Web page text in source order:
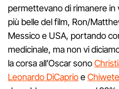
permettevano di rimanere in
più belle del film, Ron/
Messico e USA, portando
medicinale, ma non vi
la corsa all’Oscar sono
Leonardo DiCaprioe